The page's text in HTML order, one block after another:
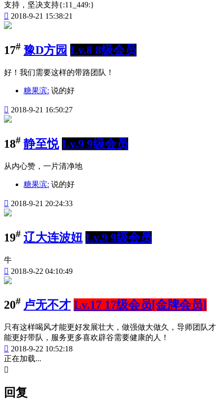
支持，坚决支持{:11_449:}
 2018-9-21 15:38:21
17# 豫D方园 Lv.8 8级会员
好！我们需要这样的带路团队！
糖果滨: 说的好
 2018-9-21 16:50:27
18# 静至悦 Lv.9 9级会员
从内心赞，一片清净地
糖果滨: 说的好
 2018-9-21 20:24:33
19# 辽大连波妞 Lv.9 9级会员
牛
 2018-9-22 04:10:49
20# 卢无不才 Lv.17 17级会员[金牌会员]
只有这样喝风才能更好发展壮大，做强做大做久，导师团队才
能更好带队，服务更多喜欢辟谷需要健康的人！
 2018-9-22 10:52:18
正在加载...

回复